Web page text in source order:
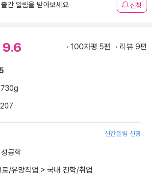
간 알림을 받아보세요 신청
9.6 100자평 5편 리뷰 9편
730g
신간알림 신청
성공학
/유망직업 > 국내 진학/취업